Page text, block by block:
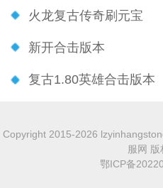
火龙复古传奇刷元宝
新开合击版本
复古1.80英雄合击版本
Copyright 2015-2026
服网 版
鄂ICP备